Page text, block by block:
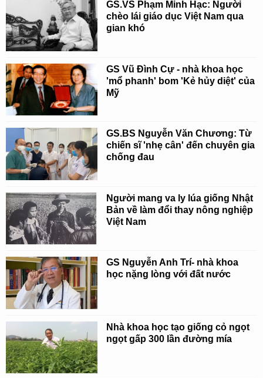
GS.VS Phạm Minh Hạc: Người
chèo lái giáo dục Việt Nam qua
gian khó
GS Vũ Đình Cự - nhà khoa học
'mổ phanh' bom 'Kẻ hủy diệt' của
Mỹ
GS.BS Nguyễn Văn Chương: Từ
chiến sĩ 'nhẹ cân' đến chuyên gia
chống đau
Người mang va ly lúa giống Nhật
Bản về làm đổi thay nông nghiệp
Việt Nam
GS Nguyễn Anh Trí- nhà khoa
học nặng lòng với đất nước
Nhà khoa học tạo giống cỏ ngọt
ngọt gấp 300 lần đường mía